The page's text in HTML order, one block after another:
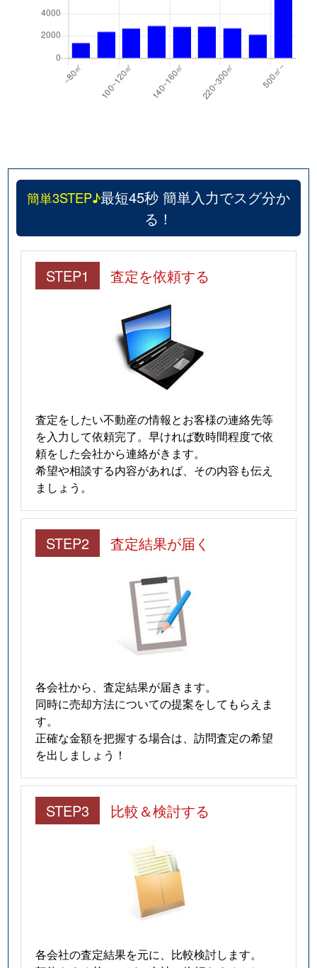
簡単3STEP♪最短45秒 簡単入力でスグ分か
る！
STEP1 査定を依頼する
査定をしたい不動産の情報とお客様の連絡先等
を入力して依頼完了。早ければ数時間程度で依
頼をした会社から連絡がきます。
希望や相談する内容があれば、その内容も伝え
ましょう。
STEP2 査定結果が届く
各会社から、査定結果が届きます。
同時に売却方法についての提案をしてもらえま
す。
正確な金額を把握する場合は、訪問査定の希望
を出しましょう！
STEP3 比較＆検討する
各会社の査定結果を元に、比較検討します。